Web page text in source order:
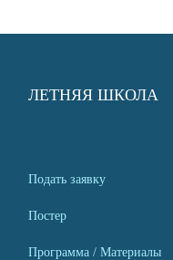
ЛЕТНЯЯ ШКОЛА
Подать заявку
Постер
Программа / Материалы